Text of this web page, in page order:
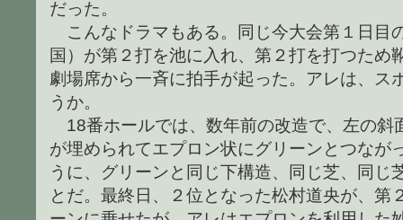
だった。
こんなドラマもある。同じ今大会第１日目
国）が第２打を池に入れ、第２打を打つため
劇場席から一斉に拍手が起った。アレは、ス
うか。
18番ホールでは、数年前の改造で、左の斜
が埋められてエプロン状にグリーンとつなが
うに、グリーンと同じ下構造、同じ芝、同じ
とだ。最終日、２位となった松村道央が、第